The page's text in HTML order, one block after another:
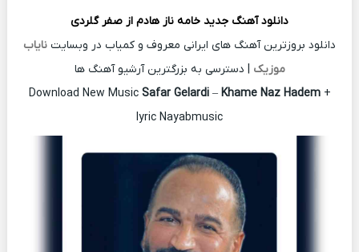
دانلود آهنگ جدید خامه ناز هادم از صفر گلردی
دانلود بروزترین آهنگ های ایرانی معروف و کمیاب در وبسایت نایاب
موزیک | دسترسی به بزرگترین آرشیو آهنگ ها
Download New Music Safar Gelardi– Khame Naz Hadem+
lyric Nayabmusic